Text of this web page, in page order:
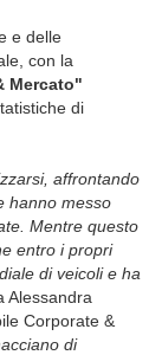
e delle
con la
Mercato"
di
affrontando
hanno messo
Mentre questo
entro i propri
di veicoli e ha
Alessandra
Corporate &
di